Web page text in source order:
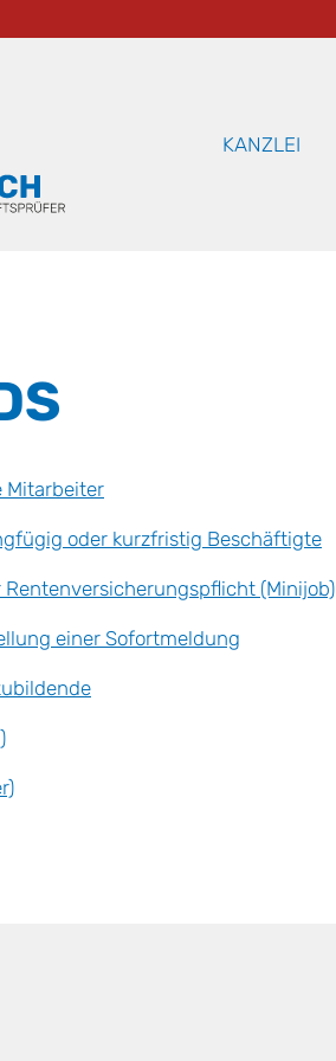
KANZLEI
Mitarbeiter
oder kurzfristig Beschäftigte
(Minijob)
einer Sofortmeldung